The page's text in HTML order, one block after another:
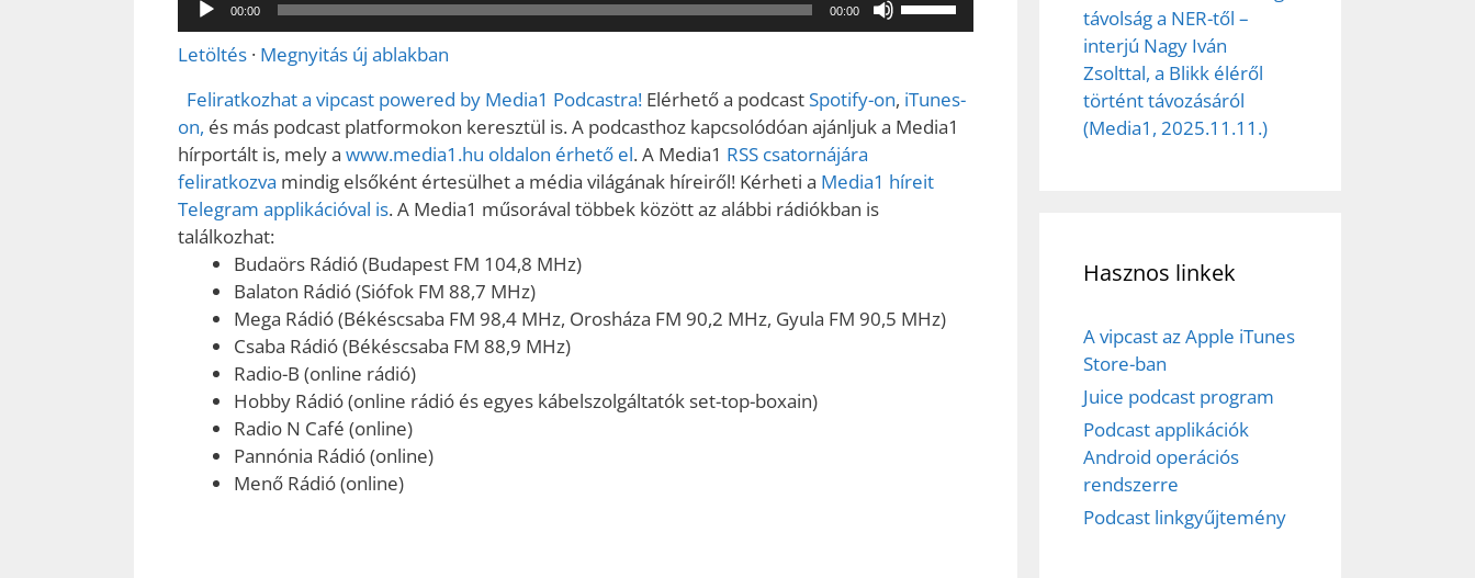
lejátszó
00:00 00:00
hangerő
csökkentéséhez
a
billentyűket
Letöltés · Megnyitás új ablakban
Feliratkozhat a vipcast powered by Media1 Podcastra! Elérhető a podcastSpotify-on, iTunes-
on, és más podcast platformokon keresztül is. A podcasthoz kapcsolódóan ajánljuk a Media1
hírportált is, mely a www.media1.hu oldalon érhető el. A Media1 RSS csatornájára
feliratkozva mindig elsőként értesülhet a média világának híreiről! Kérheti a Media1 híreit
Telegram applikációval is. A Media1 műsorával többek között az alábbi rádiókban is
találkozhat:
Budaörs Rádió (Budapest FM 104,8 MHz)
Balaton Rádió (Siófok FM 88,7 MHz)
Mega Rádió (Békéscsaba FM 98,4 MHz, Orosháza FM 90,2 MHz, Gyula FM 90,5 MHz)
Csaba Rádió (Békéscsaba FM 88,9 MHz)
Radio-B (online rádió)
Hobby Rádió (online rádió és egyes kábelszolgáltatók set-top-boxain)
Radio N Café (online)
Pannónia Rádió (online)
Menő Rádió (online)
távolság a NER-től –
interjú Nagy Iván
Zsolttal, a Blikk éléről
történt távozásáról
(Media1, 2025.11.11.)
Hasznos linkek
A vipcast az Apple iTunes
Store-ban
Juice podcast program
Podcast applikációk
Android operációs
rendszerre
Podcast linkgyűjtemény